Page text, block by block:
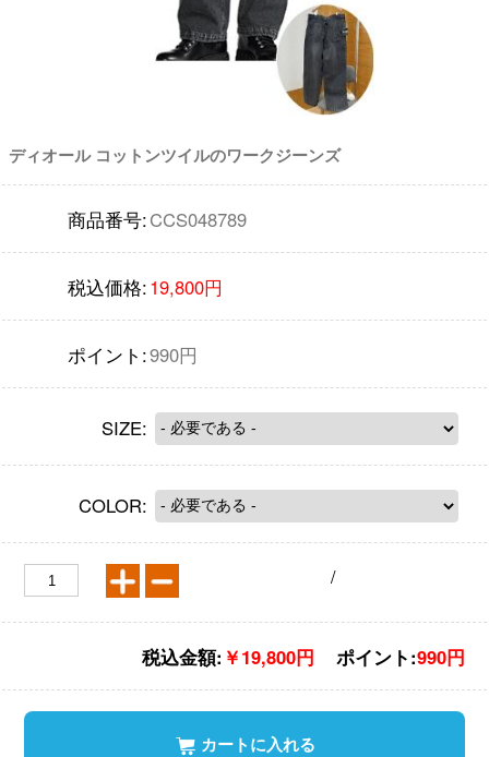
ディオール コットンツイルのワークジーンズ
商品番号:CCS048789
税込価格:19,800円
ポイント:990円
SIZE:
COLOR:
/
税込金額: ￥19,800円 ポイント:990円
カートに入れる